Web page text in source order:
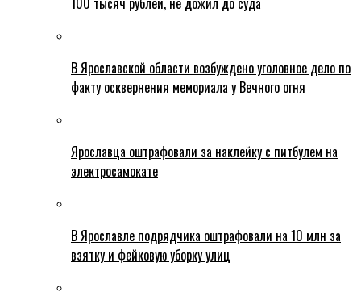
В Ярославской области возбуждено уголовное дело по
факту осквернения мемориала у Вечного огня
Ярославца оштрафовали за наклейку с питбулем на
электросамокате
В Ярославле подрядчика оштрафовали на 10 млн за
взятку и фейковую уборку улиц